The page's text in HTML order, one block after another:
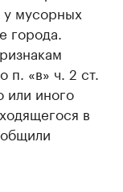
мусорных
города.
п. «в» ч. 2 ст.
или иного
в